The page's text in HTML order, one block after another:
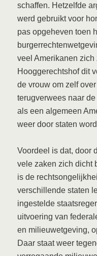
schaffen. Hetzelfde
werd gebruikt voor
pas opgeheven toen
veel Amerikanen zich
Hooggerechtshof dit
de vrouw om zelf
terugverwees naar
als een algemeen
weer door staten
Voordeel is dat, door
vele zaken zich dicht
is de
verschillende staten
ingestelde
uitvoering van
en milieuwetgeving,
Daar staat weer